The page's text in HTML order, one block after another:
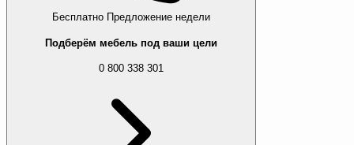
Бесплатно Предложение недели
Подберём мебель под ваши цели
0 800 338 301